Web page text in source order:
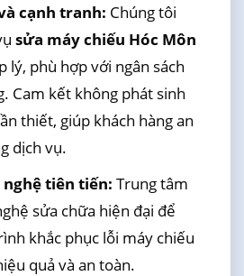
cạnh tranh: Chúng tôi
sửa máy chiếu Hóc Môn
lý, phù hợp với ngân sách
Cam kết không phát sinh
thiết, giúp khách hàng an
dịch vụ.
nghệ tiên tiến: Trung tâm
sửa chữa hiện đại để
khắc phục lỗi máy chiếu
quả và an toàn.